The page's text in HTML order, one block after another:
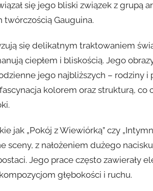
się jego bliski związek z
twórczością Gauguina.
się delikatnym traktowaniem
ciepłem i bliskością. Jego
jego najbliższych – rodziny i
kolorem oraz strukturą,
jak „Pokój z Wiewiórką” czy
sceny, z nałożeniem dużego
Jego prace często zawierały
głębokości i ruchu.